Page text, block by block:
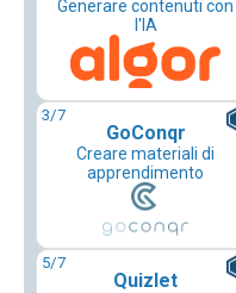
Generare contenuti con
l'IA
3/7
GoConqr
Creare materiali di
apprendimento
5/7
Quizlet